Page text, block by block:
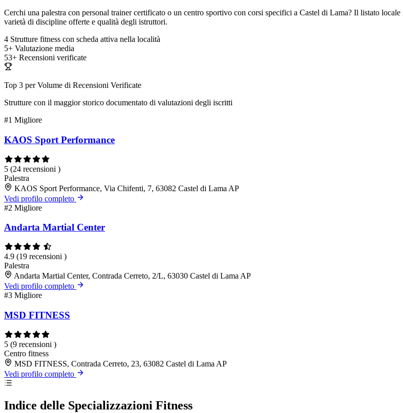
Cerchi una palestra con personal trainer certificato o un centro sportivo con corsi specifici a Castel di Lama? Il listato
varietà di discipline offerte e qualità degli istruttori.
4 Strutture fitness con scheda attiva nella località
5+ Valutazione media
53+ Recensioni verificate
Top 3 per Volume di Recensioni Verificate
Strutture con il maggior storico documentato di valutazioni degli iscritti
#1 Migliore
KAOS Sport Performance
5 (24 recensioni )
Palestra
KAOS Sport Performance, Via Chifenti, 7, 63082 Castel di Lama AP
Vedi profilo completo
#2 Migliore
Andarta Martial Center
4.9 (19 recensioni )
Palestra
Andarta Martial Center, Contrada Cerreto, 2/L, 63030 Castel di Lama AP
Vedi profilo completo
#3 Migliore
MSD FITNESS
5 (9 recensioni )
Centro fitness
MSD FITNESS, Contrada Cerreto, 23, 63082 Castel di Lama AP
Vedi profilo completo
Indice delle Specializzazioni Fitness